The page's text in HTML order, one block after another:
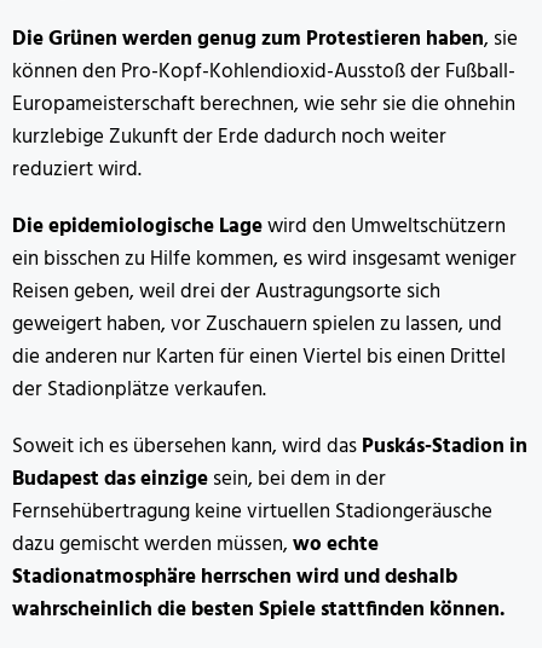
Die Grünen werden genug zum Protestieren haben, sie
können den Pro-Kopf-Kohlendioxid-Ausstoß der Fußball-
Europameisterschaft berechnen, wie sehr sie die ohnehin
kurzlebige Zukunft der Erde dadurch noch weiter
reduziert wird.
Die epidemiologische Lagewird den Umweltschützern
ein bisschen zu Hilfe kommen, es wird insgesamt weniger
Reisen geben, weil drei der Austragungsorte sich
geweigert haben, vor Zuschauern spielen zu lassen, und
die anderen nur Karten für einen Viertel bis einen Drittel
der Stadionplätze verkaufen.
Soweit ich es übersehen kann, wird dasPuskás-Stadion in
Budapest das einzigesein, bei dem in der
Fernsehübertragung keine virtuellen Stadiongeräusche
dazu gemischt werden müssen,wo echte
Stadionatmosphäre herrschen wird und deshalb
wahrscheinlich die besten Spiele stattfinden können.